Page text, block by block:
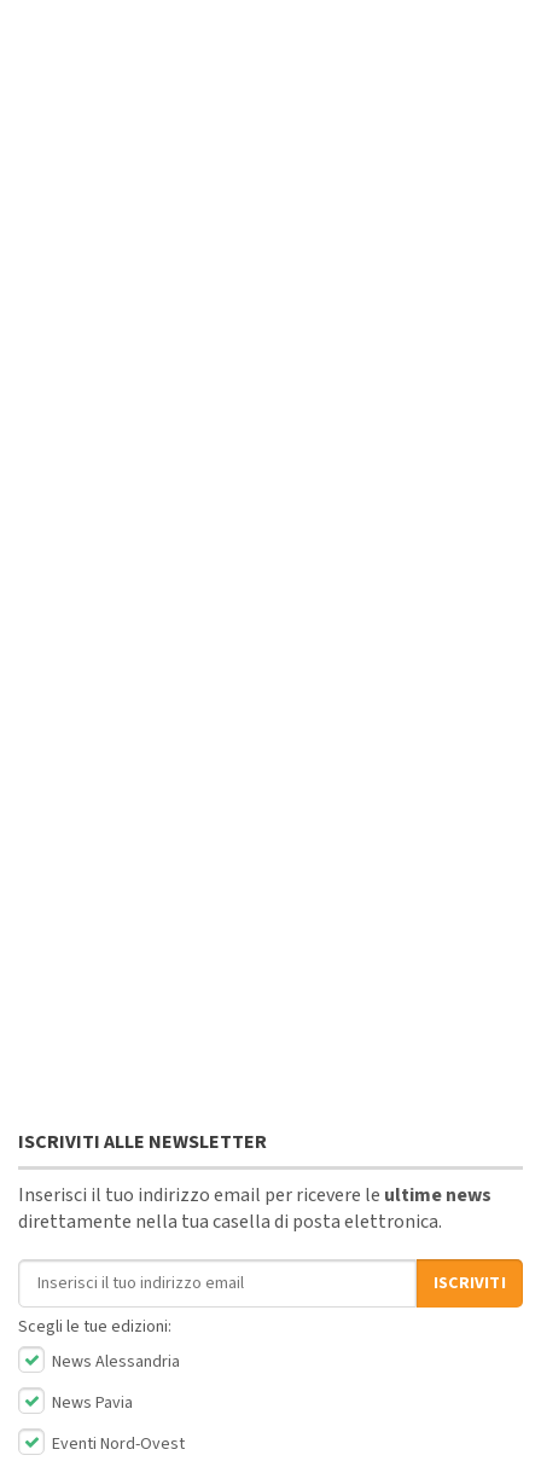
ISCRIVITI ALLE NEWSLETTER
Inserisci il tuo indirizzo email per ricevere le ultime news
direttamente nella tua casella di posta elettronica.
Indirizzo email
ISCRIVITI
Scegli le tue edizioni:
News Alessandria
News Pavia
Eventi Nord-Ovest